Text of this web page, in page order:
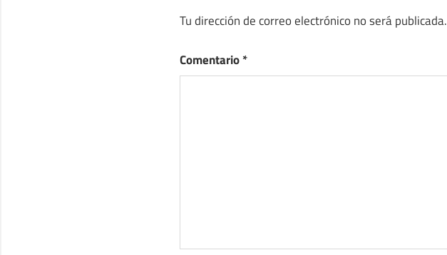
Tu dirección de correo electrónico no será publicada.
Comentario*